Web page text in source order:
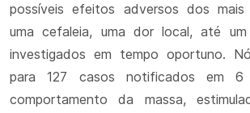
possíveis efeitos adversos dos mais
uma cefaleia, uma dor local, até
investigados em tempo oportuno.
para 127 casos notificados em 6
comportamento da massa,